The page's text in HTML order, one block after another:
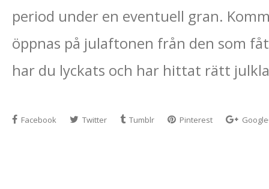
period under en eventuell gran.
öppnas på julaftonen från den som
har du lyckats och har hittat rätt
Facebook Twitter Tumblr Pinterest